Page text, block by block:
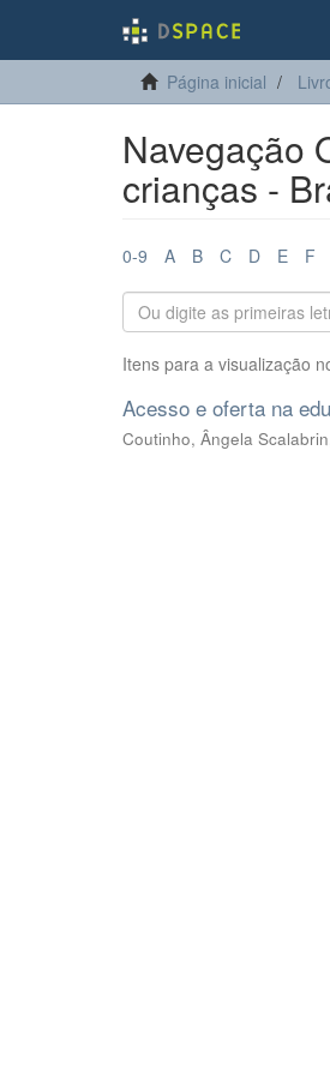
Página inicial
Navegação
crianças -
0-9 A B C D E F
Itens para a visualização
Acesso e oferta na
Coutinho, Ângela